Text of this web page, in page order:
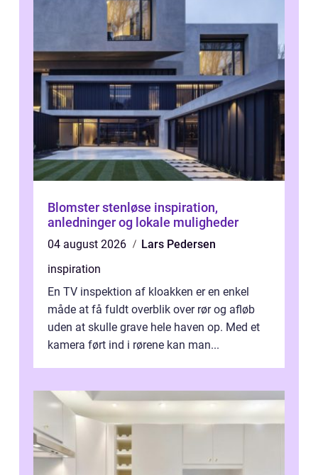
Blomster stenløse inspiration,
anledninger og lokale muligheder
04 august 2026
Lars Pedersen
inspiration
En TV inspektion af kloakken er en enkel
måde at få fuldt overblik over rør og afløb
uden at skulle grave hele haven op. Med et
kamera ført ind i rørene kan man...